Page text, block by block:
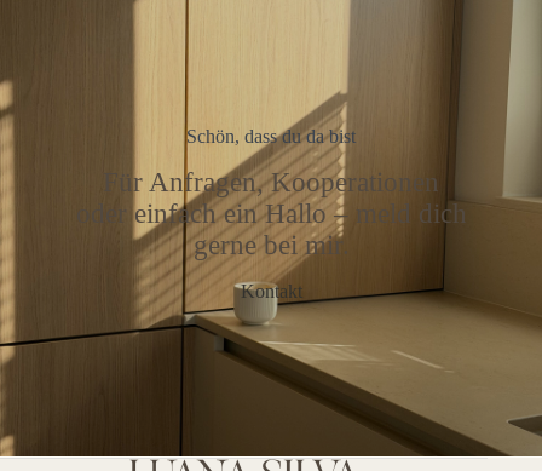
Schön, dass du da bist
Für Anfragen, Kooperationen
oder einfach ein Hallo – meld dich
gerne bei mir.
Kontakt